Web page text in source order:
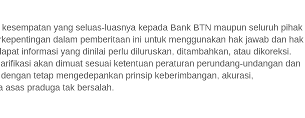
yang seluas-luasnya kepada Bank BTN maupun seluruh pihak
dalam pemberitaan ini untuk menggunakan hak jawab dan hak
informasi yang dinilai perlu diluruskan, ditambahkan, atau dikoreksi.
akan dimuat sesuai ketentuan peraturan perundang-undangan dan
tetap mengedepankan prinsip keberimbangan, akurasi,
asas praduga tak bersalah.